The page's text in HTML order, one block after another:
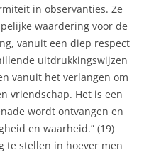
in observanties. Ze
waardering voor de
vanuit een diep respect
uitdrukkingswijzen
vanuit het verlangen om
vriendschap. Het is een
wordt ontvangen en
en waarheid.” (19)
te stellen in hoever men